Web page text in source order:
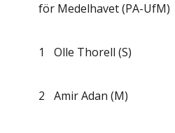
för Medelhavet (PA-UfM)
1 Olle Thorell (S)
2 Amir Adan (M)